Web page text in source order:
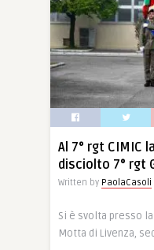
Al 7° rgt CIMIC
disciolto 7° rgt
Written by PaolaCasoli
Si è svolta presso
Motta di Livenza,